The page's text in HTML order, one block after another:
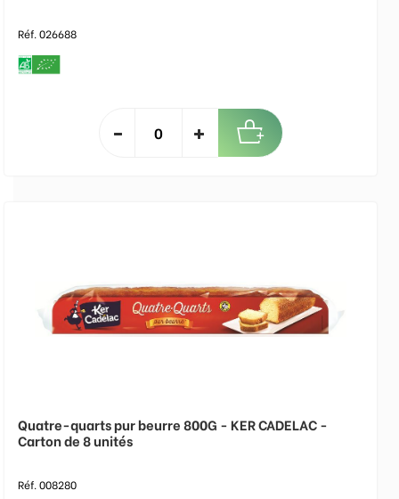
Réf. 026688
Quatre-quarts pur beurre 800G - KER CADELAC -
Carton de 8 unités
Réf. 008280